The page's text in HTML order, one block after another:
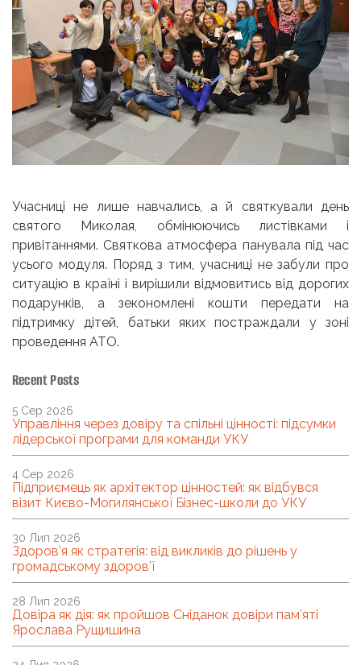
Учасниці не лише навчались, а й святкували день
святого Миколая, обмінюючись листівками і
привітаннями. Святкова атмосфера панувала під час
усього модуля. Поряд з тим, учасниці не забули про
ситуацію в країні і вирішили відмовитись від дорогих
подарунків, а зекономлені кошти передати на
підтримку дітей, батьки яких постраждали у зоні
проведення АТО.
Recent Posts
Управління через довіру та спільні цінності: підсумки
лідерської програми для команди УКУ
5 Сер 2026
Підприємець як архітектор цінностей: як відбувся
візит Києво-Могилянської Бізнес-школи до УКУ
4 Сер 2026
Здоров’я як стратегія: від викликів до рішень у
громадському здоров’ї
30 Лип 2026
Довіра як дія: як пройшов Сніданок довіри пам’яті
Ярослава Рущишина
28 Лип 2026